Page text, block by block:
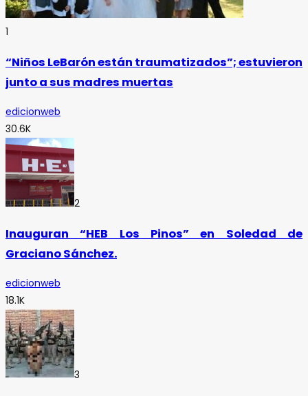
1
“Niños LeBarón están traumatizados”; estuvieron
junto a sus madres muertas
edicionweb
30.6K
2
Inauguran “HEB Los Pinos” en Soledad de
Graciano Sánchez.
edicionweb
18.1K
3